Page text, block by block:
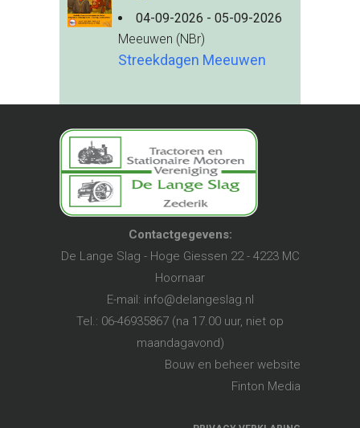
04-09-2026 - 05-09-2026
Meeuwen (NBr)
Streekdagen Meeuwen
Contactgegevens:
De Lange Slag - Hoge Giessen 22 - 4223 MC
Hoornaar
E-mail: info@delangeslag.nl
Tel.: 06-46935867 (na 17.00 uur, niet op
maandagavond)
Bouw en beheer website
Finton Media